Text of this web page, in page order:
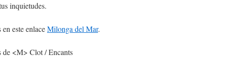
inquietudes.
este enlaceMilonga del Mar.
de <M> Clot / Encants